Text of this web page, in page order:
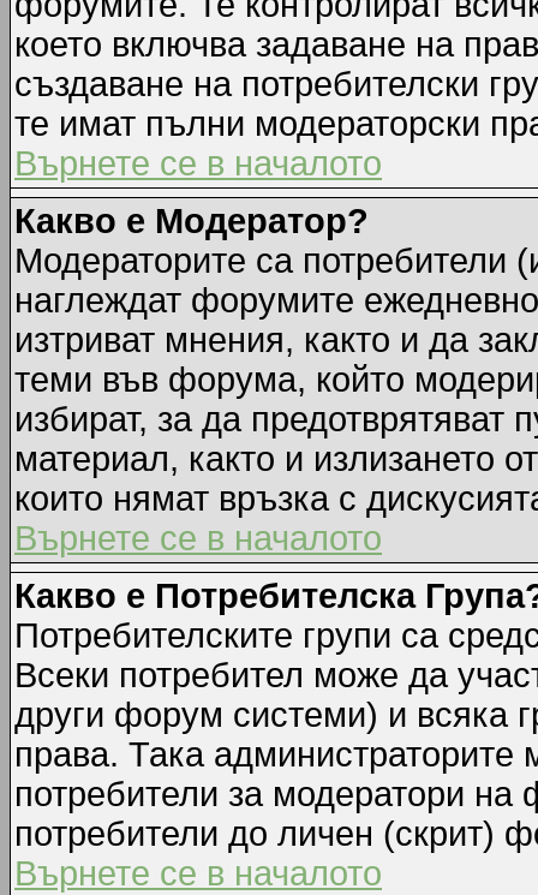
което включва задаване на
създаване на потребителски
те имат пълни модераторски
Върнете се в началото
Какво е Модератор?
Модераторите са потребители
наглеждат форумите
изтриват мнения, както и да
теми във форума, който
избират, за да предотврятяват
материал, както и излизането
които нямат връзка с
Върнете се в началото
Какво е Потребителска
Потребителските групи са
Всеки потребител може да
други форум системи) и всяка
права. Така администраторите
потребители за модератори
потребители до личен (скрит)
Върнете се в началото